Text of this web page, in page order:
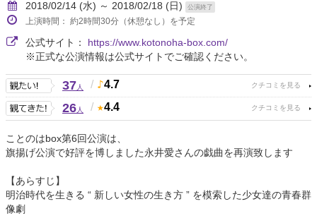
2018/02/14 (水) ～ 2018/02/18 (日)
公演終了
上演時間： 約2時間30分（休憩なし）を予定
公式サイト： https://www.kotonoha-box.com/
※正式な公演情報は公式サイトでご確認ください。
37人 / 4.7
26人 / 4.4
ことのはbox第6回公演は、
旗揚げ公演で好評を博しました永井愛さんの戯曲を再演致します
【あらすじ】
明治時代を生きる “ 新しい女性の生き方 ” を模索した少女達の青春群
像劇